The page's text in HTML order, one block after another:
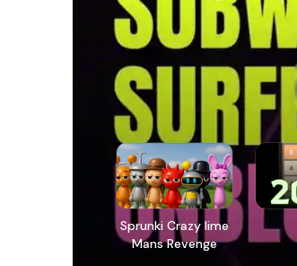
Sprunki Crazy lime
Mans Revenge